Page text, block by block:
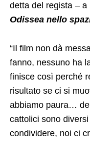
detta del regista –
Odissea nello
“Il film non dà
fanno, nessuno ha
finisce così perché
risultato se ci si
abbiamo paura…
cattolici sono
condividere, noi ci